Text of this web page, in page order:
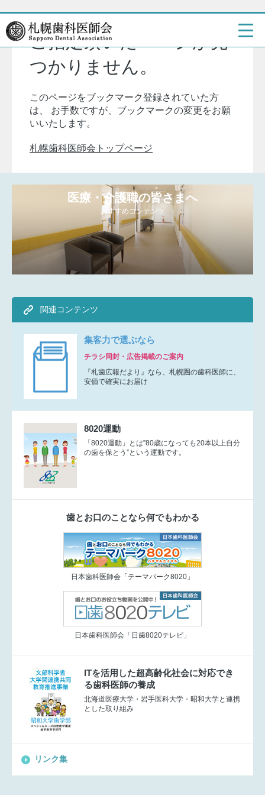
ご指定頂いたページが見
つかりません。
このページをブックマーク登録されていた方
は、
お手数ですが、ブックマークの変更をお願
いいたします。
札幌歯科医師会トップページ
医療・介護職の皆さまへ
おすすめコンテンツ
関連コンテンツ
集客力で選ぶなら
チラシ同封・広告掲載のご案内
『札歯広報だより』なら、札幌圏の歯科医師に、
安価で確実にお届け
8020運動
「8020運動」とは”80歳になっても20本以上自分
の歯を保とう”という運動です。
歯とお口のことなら何でもわかる
日本歯科医師会「テーマパーク8020」
日本歯科医師会「日歯8020テレビ」
ITを活用した超高齢化社会に対応でき
る歯科医師の養成
北海道医療大学・岩手医科大学・昭和大学と連携
とした取り組み
リンク集